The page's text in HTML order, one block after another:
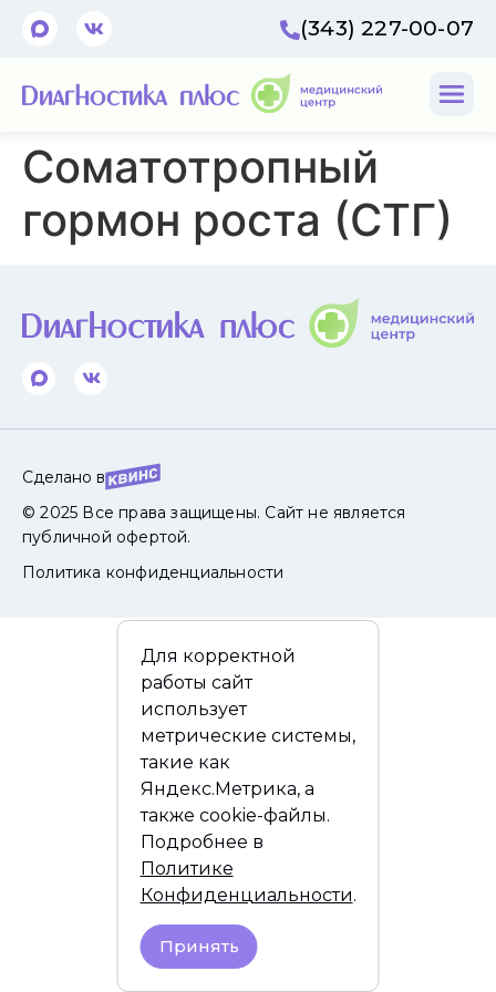
(343) 227-00-07
Соматотропный
гормон роста (СТГ)
Сделано в
© 2025 Все права защищены. Сайт не является
публичной офертой.
Политика конфиденциальности
Для корректной
работы сайт
использует
метрические системы,
такие как
Яндекс.Метрика, а
также cookie-файлы.
Подробнее в
Политике
Конфиденциальности.
Принять